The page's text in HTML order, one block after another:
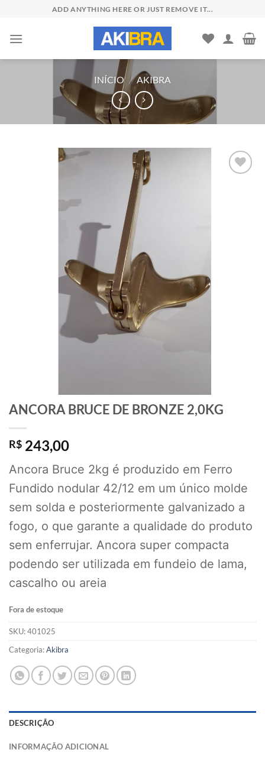
content
ADD ANYTHING HERE OR JUST REMOVE IT...
INÍCIO / AKIBRA
ANCORA BRUCE DE BRONZE 2,0KG
R$ 243,00
Ancora Bruce 2kg é produzido em Ferro
Fundido nodular 42/12 em um único molde
sem solda e posteriormente galvanizado a
fogo, o que garante a qualidade do produto
sem enferrujar. Ancora super compacta
podendo ser utilizada em fundeio de lama,
cascalho ou areia
Fora de estoque
SKU:401025
Categoria:Akibra
DESCRIÇÃO
INFORMAÇÃO ADICIONAL